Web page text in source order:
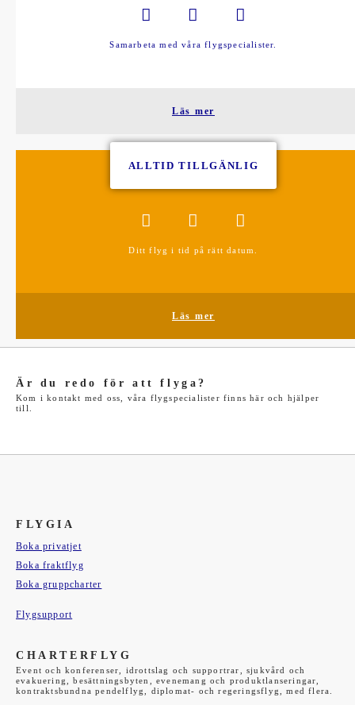
Samarbeta med våra flygspecialister.
Läs mer
ALLTID TILLGÄNLIG
Ditt flyg i tid på rätt datum.
Läs mer
Är du redo för att flyga?
Kom i kontakt med oss, våra flygspecialister finns här och hjälper
till.
FLYGIA
Boka privatjet
Boka fraktflyg
Boka gruppcharter
Flygsupport
CHARTERFLYG
Event och konferenser, idrottslag och supportrar, sjukvård och
evakuering, besättningsbyten, evenemang och produktlanseringar,
kontraktsbundna pendelflyg, diplomat- och regeringsflyg, med flera.